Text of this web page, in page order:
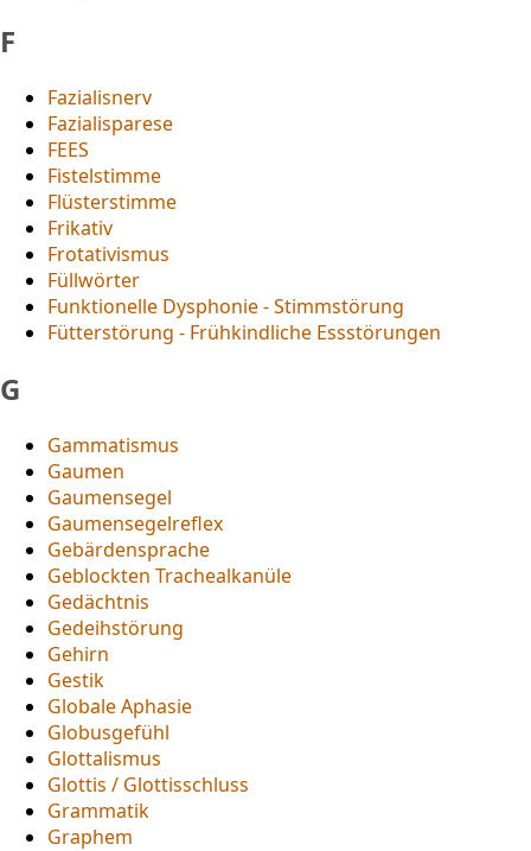
F
Fazialisnerv
Fazialisparese
FEES
Fistelstimme
Flüsterstimme
Frikativ
Frotativismus
Füllwörter
Funktionelle Dysphonie - Stimmstörung
Fütterstörung - Frühkindliche Essstörungen
G
Gammatismus
Gaumen
Gaumensegel
Gaumensegelreflex
Gebärdensprache
Geblockten Trachealkanüle
Gedächtnis
Gedeihstörung
Gehirn
Gestik
Globale Aphasie
Globusgefühl
Glottalismus
Glottis / Glottisschluss
Grammatik
Graphem